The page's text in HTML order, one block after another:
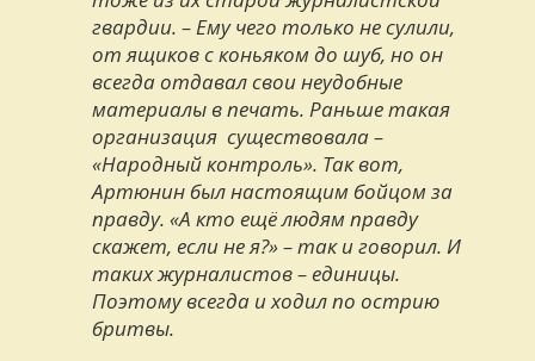
гвардии. – Ему чего только не сулили,
от ящиков с коньяком до шуб, но он
всегда отдавал свои неудобные
материалы в печать. Раньше такая
организация существовала –
«Народный контроль». Так вот,
Артюнин был настоящим бойцом за
правду. «А кто ещё людям правду
скажет, если не я?» – так и говорил. И
таких журналистов – единицы.
Поэтому всегда и ходил по острию
бритвы.